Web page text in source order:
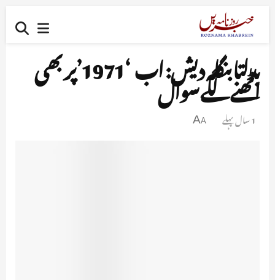
بدلتا بنگلہ دیش: اب ‘1971’پر بھی اٹھنے لگے سوال
1 سال پہلے A
A